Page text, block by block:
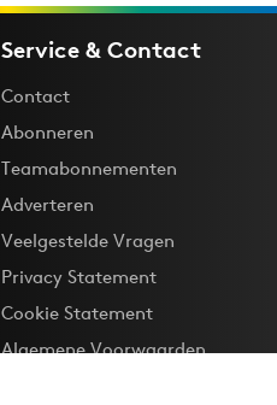
Service & Contact
Contact
Abonneren
Teamabonnementen
Adverteren
Veelgestelde Vragen
Privacy Statement
Cookie Statement
Algemene Voorwaarden